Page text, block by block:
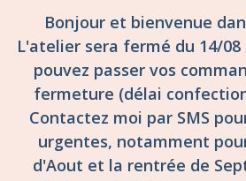
Bonjour et bienvenue
L'atelier sera fermé du 14/08
pouvez passer vos
fermeture (délai
Contactez moi par SMS
urgentes, notamment
d'Aout et la rentrée de